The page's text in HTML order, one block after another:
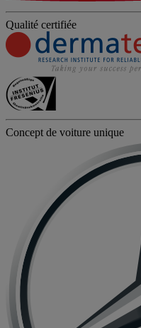
Qualité certifiée
Concept de voiture unique